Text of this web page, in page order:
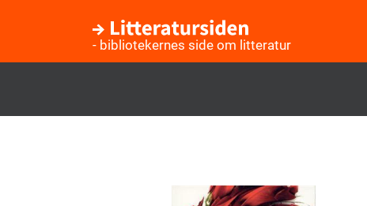
- bibliotekernes side om litteratur